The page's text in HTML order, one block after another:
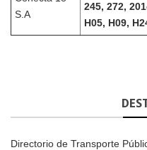
S.A
245, 272,
H05, H09,
Directorio de Transporte